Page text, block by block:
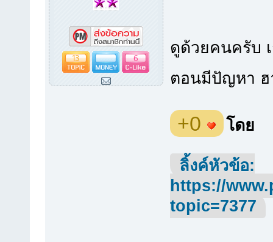
13 6
ดูด้วยคนครับ
ตอนมีปัญหา
+0 โดย
ลิ้งค์หัวข้อ:
https://
topic=7377